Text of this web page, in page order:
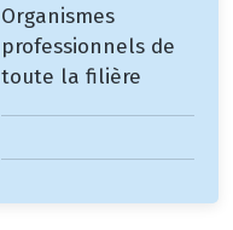
Organismes
professionnels de
toute la filière